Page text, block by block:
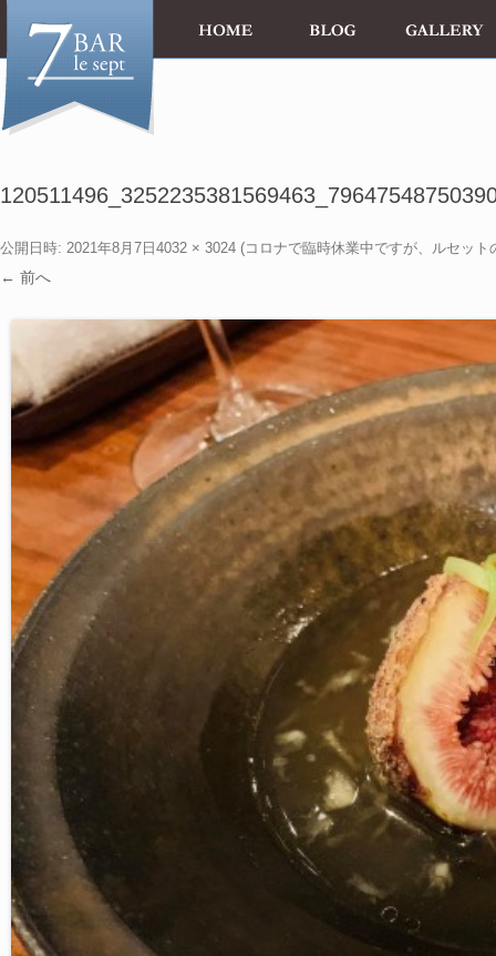
公開日時: 2021年8月7日 4032 × 3024 (コロナで臨時休業中ですが、ルセット
← 前へ